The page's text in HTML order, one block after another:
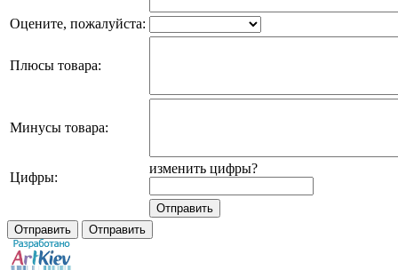
Оцените, пожалуйста:
Плюсы товара:
Минусы товара:
Цифры:
изменить цифры?